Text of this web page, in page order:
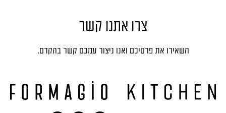
צרו אתנו קשר
השאירו את פרטיכם ואנו ניצור עמכם קשר בהקדם.